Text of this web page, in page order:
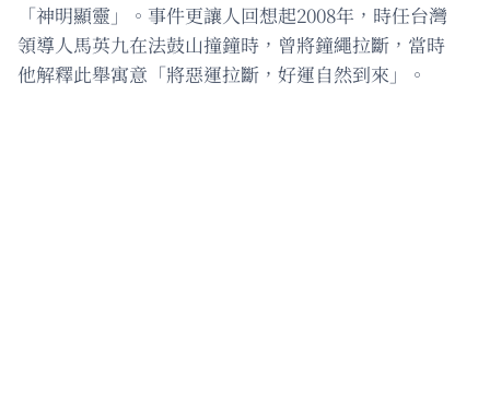
「神明顯靈」。事件更讓人回想起2008年，時任台灣
領導人馬英九在法鼓山撞鐘時，曾將鐘繩拉斷，當時
他解釋此舉寓意「將惡運拉斷，好運自然到來」。